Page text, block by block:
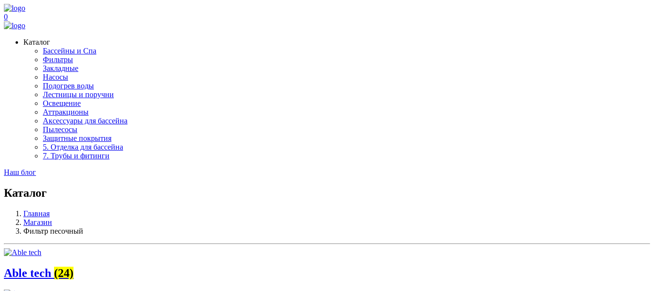
0
Каталог
Бассейны и Спа
Фильтры
Закладные
Насосы
Подогрев воды
Лестницы и поручни
Освещение
Аттракционы
Аксессуары для бассейна
Пылесосы
Защитные покрытия
5. Отделка для бассейна
7. Трубы и фитинги
Наш блог
Каталог
Главная
Магазин
Фильтр песочный
Able tech (24)